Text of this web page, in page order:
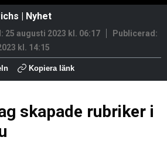
| Nyhet
25 augusti 2023 kl. 06:17
Publicerad:
kl. 14:15
Kopiera länk
skapade rubriker i